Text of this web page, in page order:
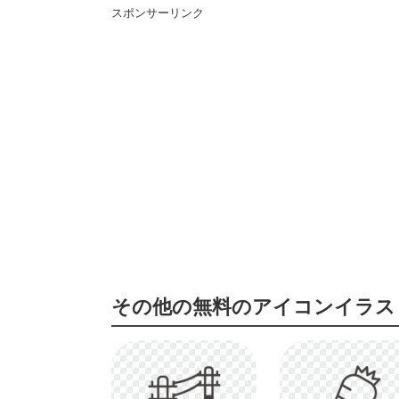
スポンサーリンク
その他の無料のアイコンイラ